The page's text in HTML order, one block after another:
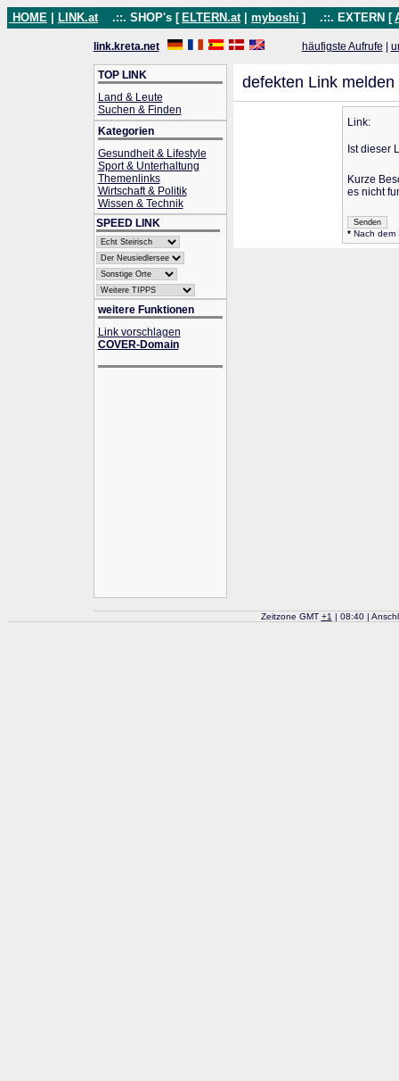
HOME LINK.at .::. SHOP's [ ELTERN.at myboshi ] .::. EXTERN [
link.kreta.net häufigste Aufrufe
TOP LINK
Land & Leute
Suchen & Finden
Kategorien
Gesundheit & Lifestyle
Sport & Unterhaltung
Themenlinks
Wirtschaft & Politik
Wissen & Technik
SPEED LINK
weitere Funktionen
Link vorschlagen
COVER-Domain
defekten Link melden
Link:
Ist dieser
Kurze
es nicht
*Nach dem
Zeitzone GMT +1 | 08:40 |